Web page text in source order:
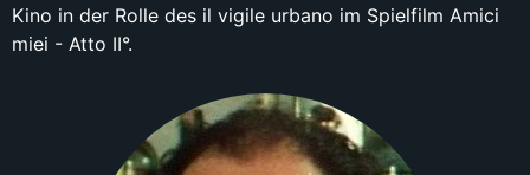
Kino in der Rolle des il vigile urbano im Spielfilm Amici
miei - Atto II°.